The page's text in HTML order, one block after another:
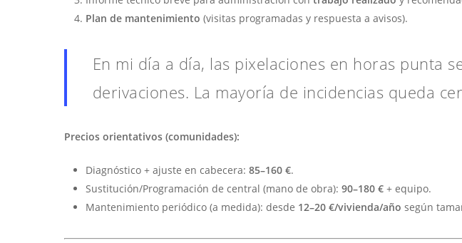
Plan de mantenimiento (visitas programadas y respuesta a avisos).
En mi día a día, las pixelaciones en horas punta
derivaciones. La mayoría de incidencias queda
Precios orientativos (comunidades):
Diagnóstico + ajuste en cabecera:85–160 €.
Sustitución/Programación de central (mano de obra):90–180 € + equipo.
Mantenimiento periódico (a medida): desde 12–20 €/vivienda/año según